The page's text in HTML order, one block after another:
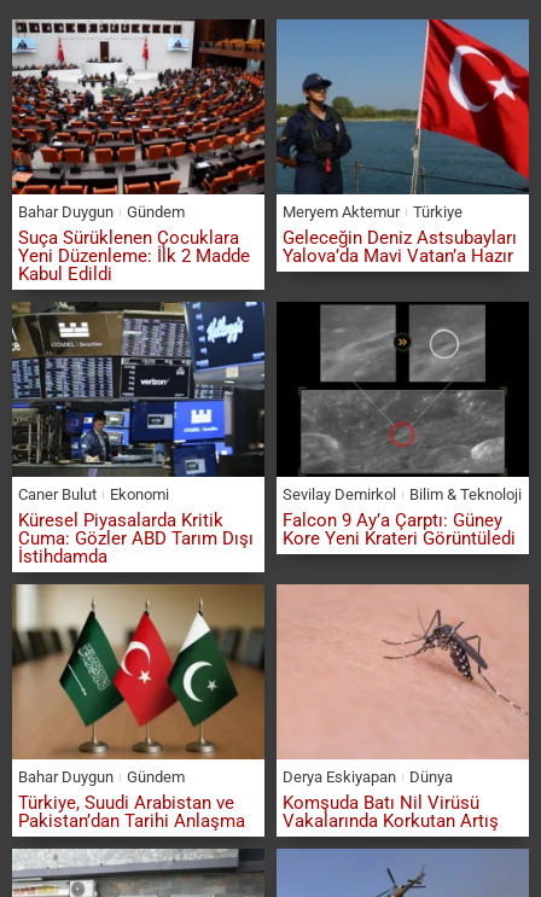
Bahar Duygun Gündem
Suça Sürüklenen Çocuklara
Yeni Düzenleme: İlk 2 Madde
Kabul Edildi
Meryem Aktemur Türkiye
Geleceğin Deniz Astsubayları
Yalova’da Mavi Vatan’a Hazır
Caner Bulut Ekonomi
Küresel Piyasalarda Kritik
Cuma: Gözler ABD Tarım Dışı
İstihdamda
Sevilay Demirkol Bilim & Teknoloji
Falcon 9 Ay’a Çarptı: Güney
Kore Yeni Krateri Görüntüledi
Bahar Duygun Gündem
Türkiye, Suudi Arabistan ve
Pakistan’dan Tarihi Anlaşma
Derya Eskiyapan Dünya
Komşuda Batı Nil Virüsü
Vakalarında Korkutan Artış